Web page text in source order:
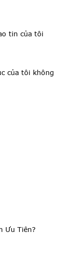
tin của tôi
của tôi không
Ưu Tiên?